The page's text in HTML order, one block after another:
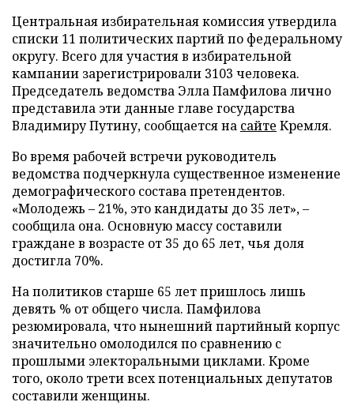
Центральная избирательная комиссия утвердила
списки 11 политических партий по федеральному
округу. Всего для участия в избирательной
кампании зарегистрировали 3103 человека.
Председатель ведомства Элла Памфилова лично
представила эти данные главе государства
Владимиру Путину, сообщается на сайте Кремля.
Во время рабочей встречи руководитель
ведомства подчеркнула существенное изменение
демографического состава претендентов.
«Молодежь – 21%, это кандидаты до 35 лет», –
сообщила она. Основную массу составили
граждане в возрасте от 35 до 65 лет, чья доля
достигла 70%.
На политиков старше 65 лет пришлось лишь
девять % от общего числа. Памфилова
резюмировала, что нынешний партийный корпус
значительно омолодился по сравнению с
прошлыми электоральными циклами. Кроме
того, около трети всех потенциальных депутатов
составили женщины.